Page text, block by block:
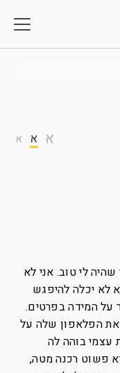
א א א
לי טוב. אני לא
לא יכלה להיפגש
על המידה בפרטים.
את הפלאפון שלה על
עצמי בוהה לה
פשוט רכנה מטה,